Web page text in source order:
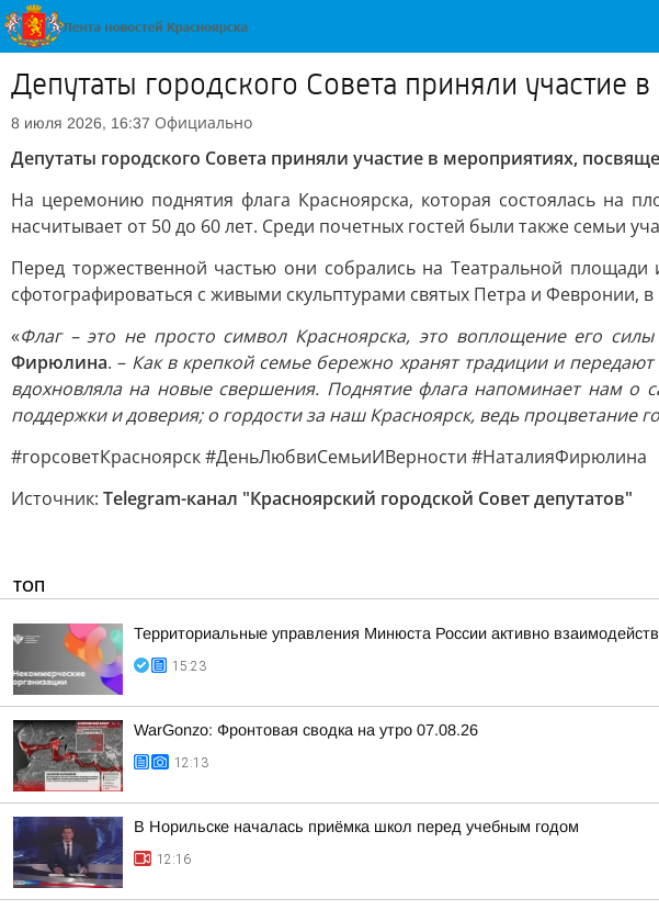
Депутаты городского Совета приняли
8 июля 2026, 16:37 Официально
Депутаты городского Совета приняли участие в мероприятиях,
На церемонию поднятия флага Красноярска, которая состоялась на
насчитывает от 50 до 60 лет. Среди почетных гостей были также семьи
Перед торжественной частью они собрались на Театральной
сфотографироваться с живыми скульптурами святых Петра и Февронии,
«Флаг – это не просто символ Красноярска, это воплощение его
Фирюлина. – Как в крепкой семье бережно хранят традиции и
вдохновляла на новые свершения. Поднятие флага напоминает нам
поддержки и доверия; о гордости за наш Красноярск, ведь процветание
#горсоветКрасноярск #ДеньЛюбвиСемьиИВерности #НаталияФирюлина
Источник: Telegram-канал "Красноярский городской Совет депутатов"
ТОП
Территориальные управления Минюста России активно
15:23
WarGonzo: Фронтовая сводка на утро 07.08.26
12:13
В Норильске началась приёмка школ перед учебным годом
12:16